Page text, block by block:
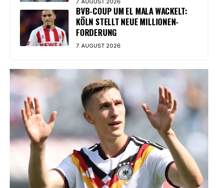
BVB-COUP UM EL MALA WACKELT:
KÖLN STELLT NEUE MILLIONEN-
FORDERUNG
7. AUGUST 2026